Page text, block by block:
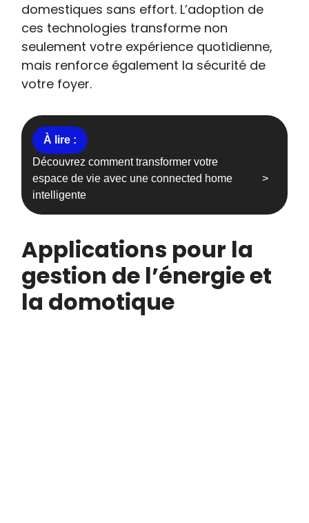
domestiques sans effort. L’adoption de
ces technologies transforme non
seulement votre expérience quotidienne,
mais renforce également la sécurité de
votre foyer.
Découvrez comment transformer votre
espace de vie avec une connected home
intelligente
Applications pour la
gestion de l’énergie et
la domotique